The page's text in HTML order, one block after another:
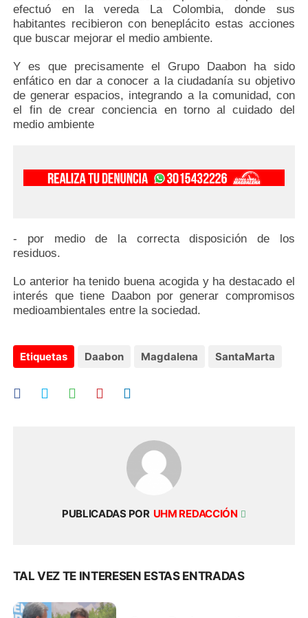
efectuó en la vereda La Colombia, donde sus
habitantes recibieron con beneplácito estas acciones
que buscar mejorar el medio ambiente.
Y es que precisamente el Grupo Daabon ha sido
enfático en dar a conocer a la ciudadanía su objetivo
de generar espacios, integrando a la comunidad, con
el fin de crear conciencia en torno al cuidado del
medio ambiente
- por medio de la correcta disposición de los
residuos.
Lo anterior ha tenido buena acogida y ha destacado el
interés que tiene Daabon por generar compromisos
medioambientales entre la sociedad.
Etiquetas Daabon Magdalena SantaMarta
PUBLICADAS POR UHM REDACCIÓN
TAL VEZ TE INTERESEN ESTAS ENTRADAS